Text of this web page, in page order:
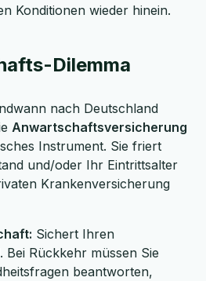
Konditionen wieder hinein.
Dilemma
nach Deutschland
Anwartschaftsversicherung
Instrument. Sie friert
und/oder Ihr Eintrittsalter
Krankenversicherung
Sichert Ihren
Bei Rückkehr müssen Sie
beantworten,
Ihren Wunschtermin: